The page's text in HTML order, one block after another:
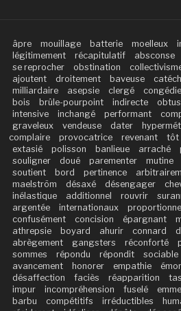
âpre mouillage batterie moelleux
légitimement
récapitulatif absconse
se reprocher
obstination
ajoutent
droitement baveuse
milliardaire
asepsie clergé
bois
brûle-pourpoint indirecte
intensive
inchangé performant
graveleux
vendeuse dater
complaire
provocatrice revenant tôt
extasié
polisson banlieue arraché
souligner
doué parementer mutine
soutient
bord pertinence
maelström
désaxé désengager
inélastique
additionnel rouvrir
argentée
internationaux
confusément
concision épargnant
athrepsie
boyard ahurir connard
abrègement
gangsters réconforté
sommes
répondu répondit sociable
avancement
honorer empathie
désaffection
faciès réapparition
impur
incompréhension fuselé
barbu
compétitifs irréductibles